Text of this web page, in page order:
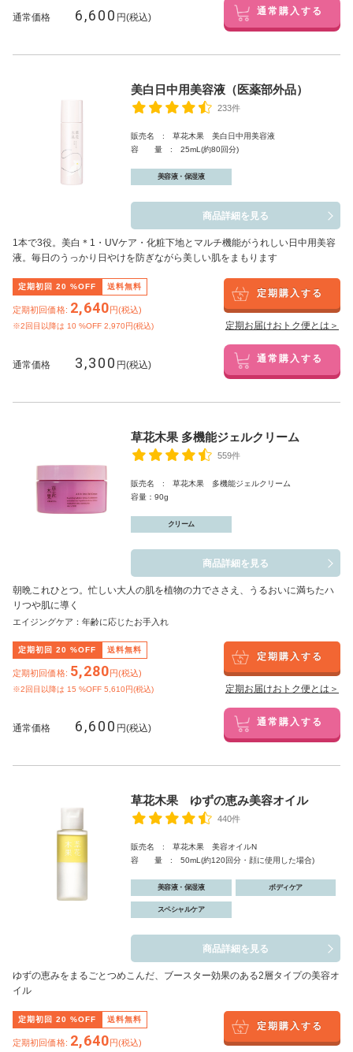
通常価格 6,600 円(税込) 通常購入する
美白日中用美容液（医薬部外品）
233件
販売名 : 草花木果 美白日中用美容液
容 量 : 25mL(約80回分)
美容液・保湿液
商品詳細を見る
1本で3役。美白 ＊1 ・UVケア・化粧下地とマルチ機能がうれしい日中用美容
液。毎日のうっかり日やけを防ぎながら美しい肌をまもります
定期初回 20 %OFF 送料無料
定期初回価格: 2,640円(税込)
※2回目以降は 10 %OFF 2,970円(税込)
定期購入する
定期お届けおトク便とは＞
通常価格 3,300 円(税込) 通常購入する
草花木果 多機能ジェルクリーム
559件
販売名 : 草花木果 多機能ジェルクリーム
容量：90g
クリーム
商品詳細を見る
朝晩これひとつ。忙しい大人の肌を植物の力でささえ、うるおいに満ちたハ
リつや肌に導く
エイジングケア：年齢に応じたお手入れ
定期初回 20 %OFF 送料無料
定期初回価格: 5,280円(税込)
※2回目以降は 15 %OFF 5,610円(税込)
定期購入する
定期お届けおトク便とは＞
通常価格 6,600 円(税込) 通常購入する
草花木果 ゆずの恵み美容オイル
440件
販売名 : 草花木果 美容オイルN
容 量 : 50mL(約120回分・顔に使用した場合)
美容液・保湿液 ボディケア
スペシャルケア
商品詳細を見る
ゆずの恵みをまるごとつめこんだ、ブースター効果のある2層タイプの美容オ
イル
定期初回 20 %OFF 送料無料
定期初回価格: 2,640円(税込)
定期購入する